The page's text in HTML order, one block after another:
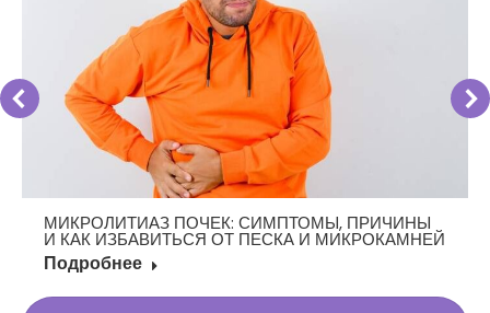
МИКРОЛИТИАЗ ПОЧЕК: СИМПТОМЫ, ПРИЧИНЫ
И КАК ИЗБАВИТЬСЯ ОТ ПЕСКА И МИКРОКАМНЕЙ
Подробнее